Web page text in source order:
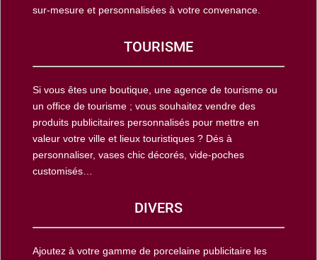
sur-mesure et personnalisées à votre convenance.
TOURISME
Si vous êtes une boutique, une agence de tourisme ou
un office de tourisme ; vous souhaitez vendre des
produits publicitaires personnalisés pour mettre en
valeur votre ville et lieux touristiques ? Dés à
personnaliser, vases chic décorés, vide-poches
customisés…
DIVERS
Ajoutez à votre gamme de porcelaine publicitaire les